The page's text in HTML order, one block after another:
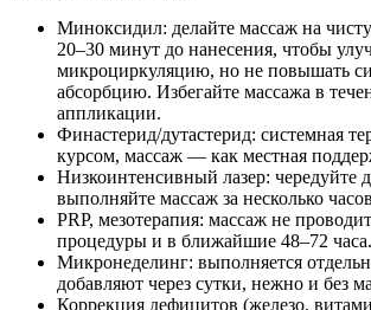
Миноксидил: делайте массаж на
20–30 минут до нанесения, чтобы
микроциркуляцию, но не повышать
абсорбцию. Избегайте массажа в
аппликации.
Финастерид/дутастерид: системная
курсом, массаж — как местная
Низкоинтенсивный лазер: чередуйте
выполняйте массаж за несколько
PRP, мезотерапия: массаж не
процедуры и в ближайшие 48–72 часа.
Микронеделинг: выполняется
добавляют через сутки, нежно и без
Коррекция дефицитов (железо,